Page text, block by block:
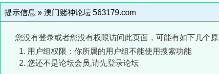
提示信息 » 澳门赌神论坛 563179.com
您没有登录或者您没有权限访问此页面，可能有如下几个
用户组权限：你所属的用户组不能使用搜索功能
您还不是论坛会员,请先登录论坛